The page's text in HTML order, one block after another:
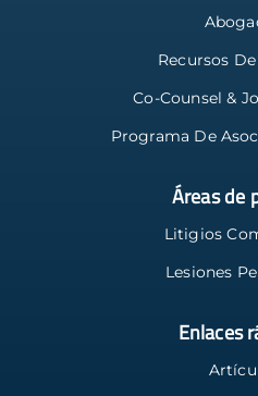
Recursos
Co-Counsel &
Programa De
Áreas de
Litigios
Lesiones
Enlaces